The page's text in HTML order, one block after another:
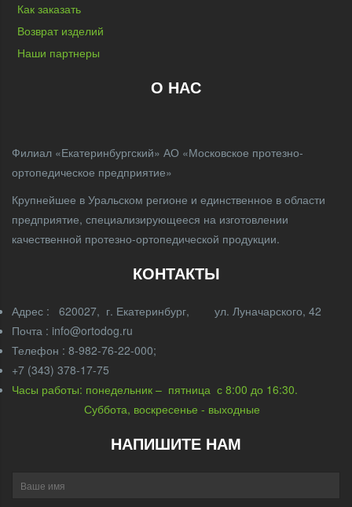
Как заказать
Возврат изделий
Наши партнеры
О НАС
Филиал «Екатеринбургский» АО «Московское протезно-
ортопедическое предприятие»
Крупнейшее в Уральском регионе и единственное в области
предприятие, специализирующееся на изготовлении
качественной протезно-ортопедической продукции.
КОНТАКТЫ
Адрес : 620027, г. Екатеринбург, ул. Луначарского, 42
Почта : info@ortodog.ru
Телефон : 8-982-76-22-000;
+7 (343) 378-17-75
Часы работы: понедельник – пятница с 8:00 до 16:30.
Суббота, воскресенье - выходные
НАПИШИТЕ НАМ